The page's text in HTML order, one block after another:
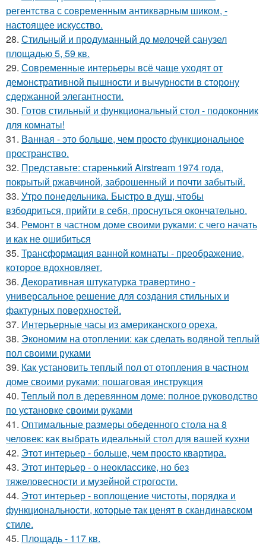
регентства с современным антикварным шиком, -
настоящее искусство.
28. Стильный и продуманный до мелочей санузел
площадью 5, 59 кв.
29. Современные интерьеры всё чаще уходят от
демонстративной пышности и вычурности в сторону
сдержанной элегантности.
30. Готов стильный и функциональный стол - подоконник
для комнаты!
31. Ванная - это больше, чем просто функциональное
пространство.
32. Представьте: старенький Airstream 1974 года,
покрытый ржавчиной, заброшенный и почти забытый.
33. Утро понедельника. Быстро в душ, чтобы
взбодриться, прийти в себя, проснуться окончательно.
34. Ремонт в частном доме своими руками: с чего начать
и как не ошибиться
35. Трансформация ванной комнаты - преображение,
которое вдохновляет.
36. Декоративная штукатурка травертино -
универсальное решение для создания стильных и
фактурных поверхностей.
37. Интерьерные часы из американского ореха.
38. Экономим на отоплении: как сделать водяной теплый
пол своими руками
39. Как установить теплый пол от отопления в частном
доме своими руками: пошаговая инструкция
40. Теплый пол в деревянном доме: полное руководство
по установке своими руками
41. Оптимальные размеры обеденного стола на 8
человек: как выбрать идеальный стол для вашей кухни
42. Этот интерьер - больше, чем просто квартира.
43. Этот интерьер - о неоклассике, но без
тяжеловесности и музейной строгости.
44. Этот интерьер - воплощение чистоты, порядка и
функциональности, которые так ценят в скандинавском
стиле.
45. Площадь - 117 кв.